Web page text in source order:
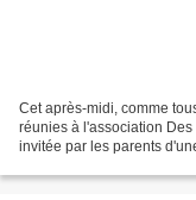
Cet après-midi, comme
réunies à l'association
invitée par les parents